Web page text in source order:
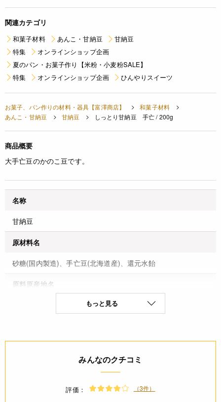
関連カテゴリ
和菓子材料 あんこ・甘納豆
甘納豆
特集
オンラインショップ企画
夏のパン・お菓子作り【米粉・小麦粉SALE】
特集
オンラインショップ企画 ひんやりスイーツ
お菓子、パン作りの材料・器具【富澤商店】
和菓子材料
あんこ・甘納豆
甘納豆 しっとり甘納豆 手亡 / 200g
商品概要
大手亡豆のかのこ豆です。
名称
甘納豆
原材料名
砂糖(国内製造)、手亡豆(北海道産)、還元水飴
原料原産地名
砂糖(国内製造)、手亡豆(北海道産)
もっと見る
みんなのクチコミ
評価： （3件）